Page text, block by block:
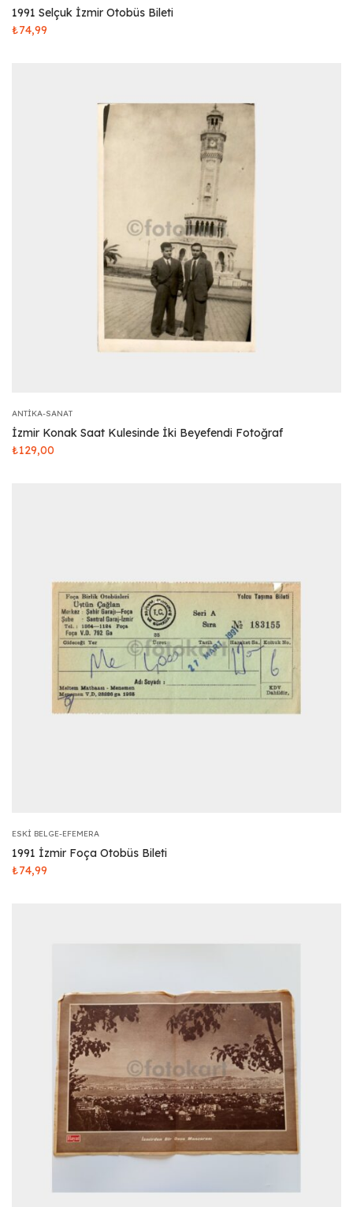
1991 Selçuk İzmir Otobüs Bileti
₺74,99
ANTIKA-SANAT
İzmir Konak Saat Kulesinde İki Beyefendi Fotoğraf
₺129,00
ESKI BELGE-EFEMERA
1991 İzmir Foça Otobüs Bileti
₺74,99